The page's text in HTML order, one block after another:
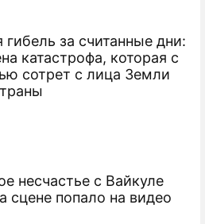
гибель за считанные дни:
катастрофа, которая с
сотрет с лица Земли
несчастье с Вайкуле
сцене попало на видео
нагрянули
утонули в долгах